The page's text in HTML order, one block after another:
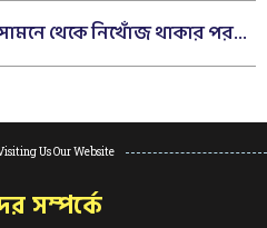
থেকে নিখোঁজ থাকার পর...
Us Our Website
সম্পর্কে